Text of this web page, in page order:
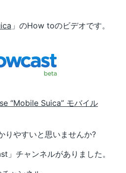
」のHow toのビデオです。
“Mobile Suica” モバイル
りやすいと思いませんか?
」チャンネルがありました。